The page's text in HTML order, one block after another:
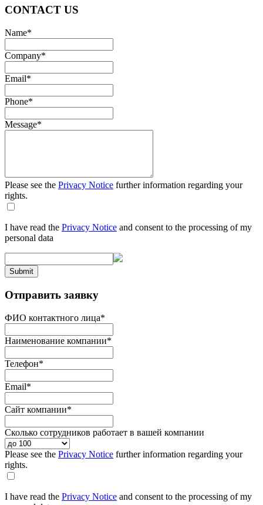
CONTACT US
Name*
Company*
Email*
Phone*
Message*
Please see the Privacy Notice further information regarding your
rights.
I have read the Privacy Notice and consent to the processing of my
personal data
Submit
Отправить заявку
ФИО контактного лица*
Наименование компании*
Телефон*
Email*
Сайт компании*
Сколько сотрудников работает в вашей компании
Please see the Privacy Notice further information regarding your
rights.
I have read the Privacy Notice and consent to the processing of my